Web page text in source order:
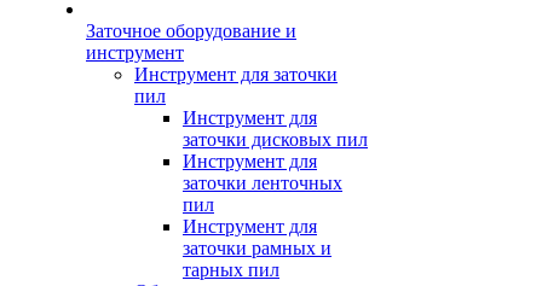
Заточное оборудование и
инструмент
Инструмент для заточки
пил
Инструмент для
заточки дисковых пил
Инструмент для
заточки ленточных
пил
Инструмент для
заточки рамных и
тарных пил